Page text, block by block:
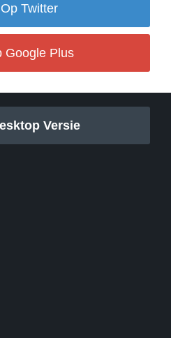
Twitter
Google Plus
Versie